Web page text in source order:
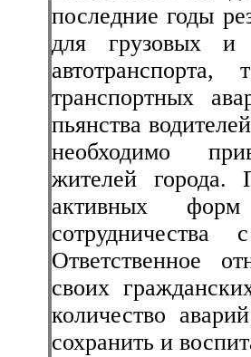
последние годы
для грузовых и
транспортных
пьянства
необходимо
жителей города.
активных
Ответственное
своих
количество
сохранить и